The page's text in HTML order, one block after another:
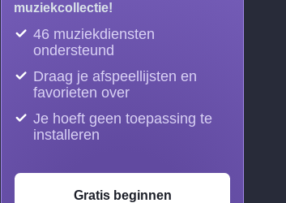
muziekcollectie!
46 muziekdiensten
ondersteund
Draag je afspeellijsten en
favorieten over
Je hoeft geen toepassing te
installeren
Gratis beginnen